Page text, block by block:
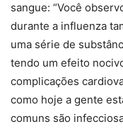
sangue: “Você
durante a influenza
uma série de
tendo um efeito
complicações
como hoje a gente
comuns são